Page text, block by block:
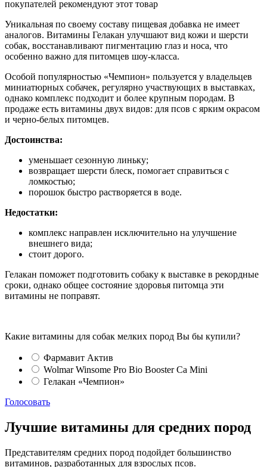
покупателей рекомендуют этот товар
Уникальная по своему составу пищевая добавка не имеет
аналогов. Витамины Гелакан улучшают вид кожи и шерсти
собак, восстанавливают пигментацию глаз и носа, что
особенно важно для питомцев шоу-класса.
Особой популярностью «Чемпион» пользуется у владельцев
миниатюрных собачек, регулярно участвующих в выставках,
однако комплекс подходит и более крупным породам. В
продаже есть витамины двух видов: для псов с ярким окрасом
и черно-белых питомцев.
Достоинства:
уменьшает сезонную линьку;
возвращает шерсти блеск, помогает справиться с
ломкостью;
порошок быстро растворяется в воде.
Недостатки:
комплекс направлен исключительно на улучшение
внешнего вида;
стоит дорого.
Гелакан поможет подготовить собаку к выставке в рекордные
сроки, однако общее состояние здоровья питомца эти
витамины не поправят.
Какие витамины для собак мелких пород Вы бы купили?
Фармавит Актив
Wolmar Winsome Pro Bio Booster Ca Mini
Гелакан «Чемпион»
Голосовать
Лучшие витамины для средних пород
Представителям средних пород подойдет большинство
витаминов, разработанных для взрослых псов.